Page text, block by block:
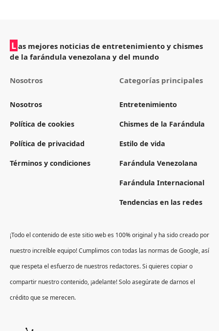
L as mejores noticias de entretenimiento y chismes
de la farándula venezolana y del mundo
Nosotros
Nosotros
Política de cookies
Política de privacidad
Términos y condiciones
Categorías principales
Entretenimiento
Chismes de la Farándula
Estilo de vida
Farándula Venezolana
Farándula Internacional
Tendencias en las redes
¡Todo el contenido de este sitio web es 100% original y ha sido creado por
nuestro increíble equipo! Cumplimos con todas las normas de Google, así
que respeta el esfuerzo de nuestros redactores. Si quieres copiar o
compartir nuestro contenido, ¡adelante! Solo asegúrate de darnos el
crédito que se merecen.